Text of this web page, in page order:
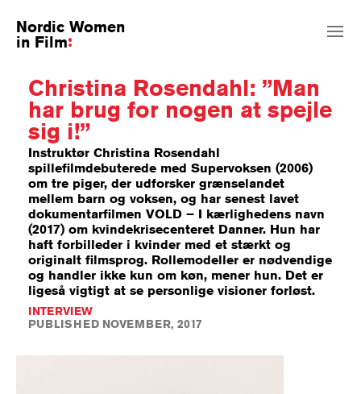
Nordic Women
in Film
Christina Rosendahl: ”Man
har brug for nogen at spejle
sig i!”
Instruktør Christina Rosendahl
spillefilmdebuterede med Supervoksen (2006)
om tre piger, der udforsker grænselandet
mellem barn og voksen, og har senest lavet
dokumentarfilmen VOLD – I kærlighedens navn
(2017) om kvindekrisecenteret Danner. Hun har
haft forbilleder i kvinder med et stærkt og
originalt filmsprog. Rollemodeller er nødvendige
og handler ikke kun om køn, mener hun. Det er
ligeså vigtigt at se personlige visioner forløst.
INTERVIEW
PUBLISHED NOVEMBER, 2017